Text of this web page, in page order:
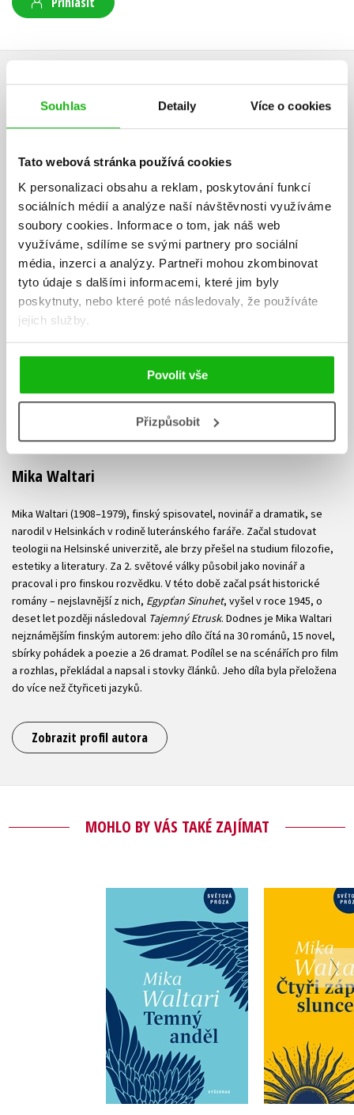
Souhlas Detaily Více o cookies
Tato webová stránka používá cookies
K personalizaci obsahu a reklam, poskytování funkcí
sociálních médií a analýze naší návštěvnosti využíváme
soubory cookies. Informace o tom, jak náš web
využíváme, sdílíme se svými partnery pro sociální
média, inzerci a analýzy. Partneři mohou zkombinovat
tyto údaje s dalšími informacemi, které jim byly
poskytnuty, nebo které poté následovaly, že používáte
jejich služby.
Povolit vše
Přizpůsobit
Mika Waltari
Mika Waltari (1908–1979), finský spisovatel, novinář a dramatik, se
narodil v Helsinkách v rodině luteránského faráře. Začal studovat
teologii na Helsinské univerzitě, ale brzy přešel na studium filozofie,
estetiky a literatury. Za 2. světové války působil jako novinář a
pracoval i pro finskou rozvědku. V této době začal psát historické
romány – nejslavnější z nich, Egypťan Sinuhet, vyšel v roce 1945, o
deset let později následoval Tajemný Etrusk. Dodnes je Mika Waltari
nejznámějším finským autorem: jeho dílo čítá na 30 románů, 15 novel,
sbírky pohádek a poezie a 26 dramat. Podílel se na scénářích pro film
a rozhlas, překládal a napsal i stovky článků. Jeho díla byla přeložena
do více než čtyřiceti jazyků.
Zobrazit profil autora
MOHLO BY VÁS TAKÉ ZAJÍMAT
Temný anděl
Mika Waltari
Do košíku
499 Kč
399 Kč
Mika
Do
295 Kč